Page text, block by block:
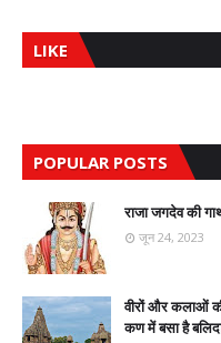
LIKE
POPULAR POSTS
राजा जगदेव की
जून 24, 2023
वीरों और कलाओं
कण में बसा है